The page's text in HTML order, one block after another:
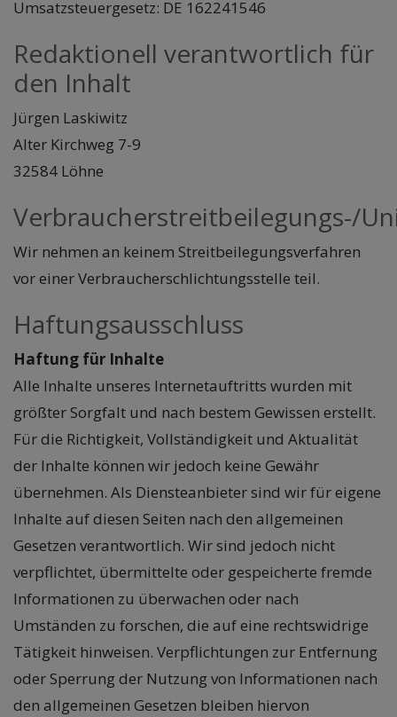
Umsatzsteuergesetz: DE 162241546
Redaktionell verantwortlich für
den Inhalt
Jürgen Laskiwitz
Alter Kirchweg 7-9
32584 Löhne
Verbraucherstreitbeilegungs-/
Wir nehmen an keinem Streitbeilegungsverfahren
vor einer Verbraucherschlichtungsstelle teil.
Haftungsausschluss
Haftung für Inhalte
Alle Inhalte unseres Internetauftritts wurden mit
größter Sorgfalt und nach bestem Gewissen erstellt.
Für die Richtigkeit, Vollständigkeit und Aktualität
der Inhalte können wir jedoch keine Gewähr
übernehmen. Als Diensteanbieter sind wir für eigene
Inhalte auf diesen Seiten nach den allgemeinen
Gesetzen verantwortlich. Wir sind jedoch nicht
verpflichtet, übermittelte oder gespeicherte fremde
Informationen zu überwachen oder nach
Umständen zu forschen, die auf eine rechtswidrige
Tätigkeit hinweisen. Verpflichtungen zur Entfernung
oder Sperrung der Nutzung von Informationen nach
den allgemeinen Gesetzen bleiben hiervon